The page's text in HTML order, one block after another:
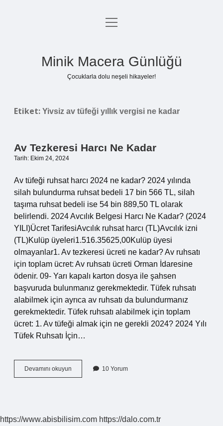
Anasayfa
menüyü
Minik Macera Günlüğü
Çocuklarla dolu neşeli hikayeler!
Etiket: Yivsiz av tüfeği yıllık vergisi ne kadar
Av Tezkeresi Harcı Ne Kadar
Tarih: Ekim 24, 2024
Av tüfeği ruhsat harcı 2024 ne kadar? 2024 yılında
silah bulundurma ruhsat bedeli 17 bin 566 TL, silah
taşıma ruhsat bedeli ise 54 bin 889,50 TL olarak
belirlendi. 2024 Avcılık Belgesi Harcı Ne Kadar? (2024
YILI)Ücret TarifesiAvcılık ruhsat harcı (TL)Avcılık izni
(TL)Kulüp üyeleri1.516.35625,00Kulüp üyesi
olmayanlar1. Av tezkeresi ücreti ne kadar? Av ruhsatı
için toplam ücret: Av ruhsatı ücreti Orman İdaresine
ödenir. 09- Yarı kapalı karton dosya ile şahsen
başvuruda bulunmanız gerekmektedir. Tüfek ruhsatı
alabilmek için ayrıca av ruhsatı da bulundurmanız
gerekmektedir. Tüfek ruhsatı alabilmek için toplam
ücret: 1. Av tüfeği almak için ne gerekli 2024? 2024 Yılı
Tüfek Ruhsatı İçin…
Devamını okuyun
Tezkeresi
10 Yorum
https://www.abisbilisim.com https://dalo.com.tr